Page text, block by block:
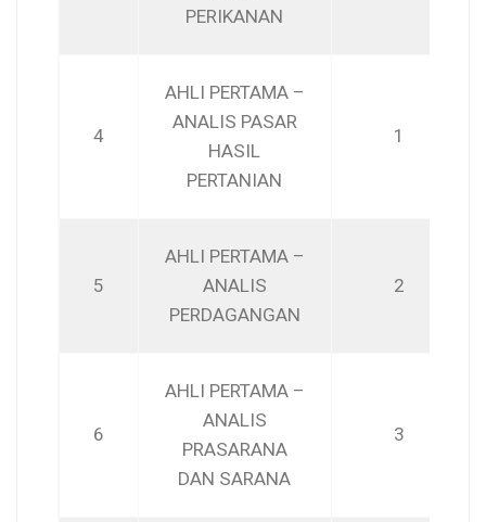
PERIKANAN
4
AHLI PERTAMA –
ANALIS PASAR
HASIL
PERTANIAN
1
5
AHLI PERTAMA –
ANALIS
PERDAGANGAN
2
6
AHLI PERTAMA –
ANALIS
PRASARANA
DAN SARANA
3